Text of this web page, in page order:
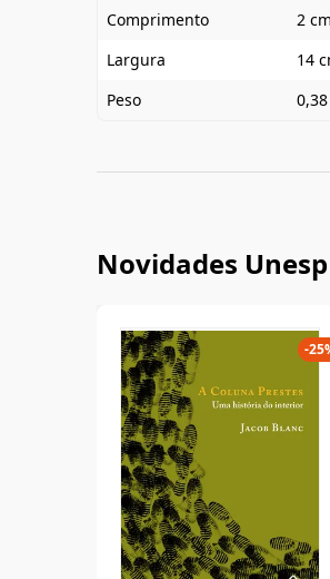
Comprimento
2 cm
Largura
14
Peso
Novidades Unesp
-25